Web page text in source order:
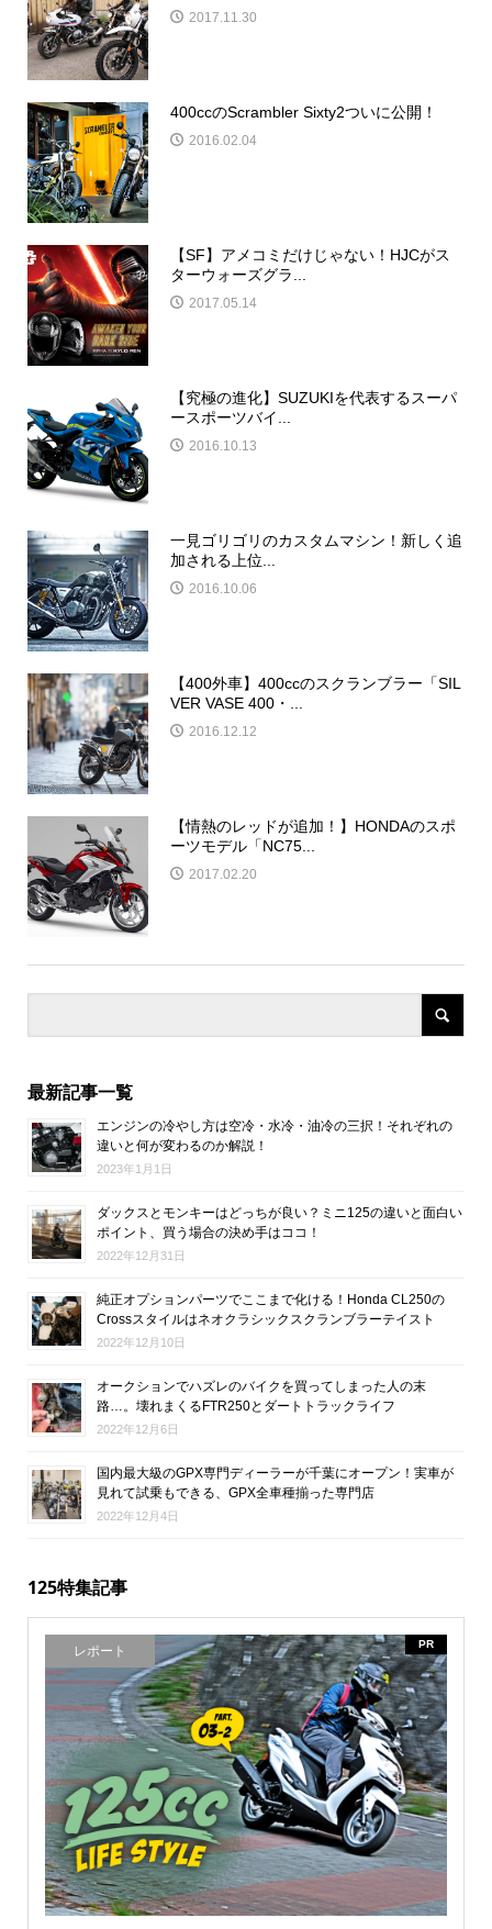
2017.11.30
400ccのScrambler Sixty2ついに公開！
2016.02.04
【SF】アメコミだけじゃない！HJCがス
ターウォーズグラ...
2017.05.14
【究極の進化】SUZUKIを代表するスーパ
ースポーツバイ...
2016.10.13
一見ゴリゴリのカスタムマシン！新しく追
加される上位...
2016.10.06
【400外車】400ccのスクランブラー「SIL
VER VASE 400・...
2016.12.12
【情熱のレッドが追加！】HONDAのスポ
ーツモデル「NC75...
2017.02.20
最新記事一覧
エンジンの冷やし方は空冷・水冷・油冷の三択！それぞれの
違いと何が変わるのか解説！
2023年1月1日
ダックスとモンキーはどっちが良い？ミニ125の違いと面白い
ポイント、買う場合の決め手はココ！
2022年12月31日
純正オプションパーツでここまで化ける！Honda CL250の
Crossスタイルはネオクラシックスクランブラーテイスト
2022年12月10日
オークションでハズレのバイクを買ってしまった人の末
路…。壊れまくるFTR250とダートトラックライフ
2022年12月6日
国内最大級のGPX専門ディーラーが千葉にオープン！実車が
見れて試乗もできる、GPX全車種揃った専門店
2022年12月4日
125特集記事
レポート PR